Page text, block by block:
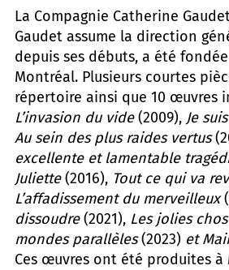
La Compagnie Catherine
Gaudet assume la direction
depuis ses débuts, a été
Montréal. Plusieurs courtes
répertoire ainsi que 10 œuvres
L’invasion du vide(2009),Je
Au sein des plus raides vertus
excellente et lamentable
Juliette(2016),Tout ce qui va
L’affadissement du merveilleux
dissoudre(2021),Les jolies
mondes parallèles(2023) et
Ces œuvres ont été produites